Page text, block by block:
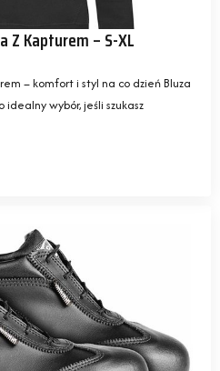
Z Kapturem – S-XL
– komfort i styl na co dzień Bluza
wybór, jeśli szukasz